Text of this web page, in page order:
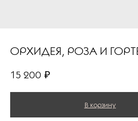
ОРХИДЕЯ, РОЗА И
15 200 ₽
В корзину
РЕКОМЕНДУЕМ
ПОДАРКИ ОТ FLOWER LAB